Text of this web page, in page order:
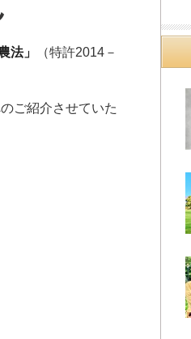
法」
（特許2014－
のご紹介させていた